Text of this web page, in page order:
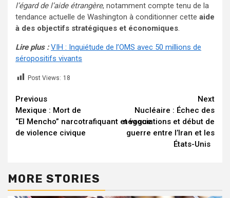
l’égard de l’aide étrangère, notamment compte tenu de la
tendance actuelle de Washington à conditionner cette aide
à des objectifs stratégiques et économiques.
Lire plus :VIH : Inquiétude de l’OMS avec 50 millions de
séropositifs vivants
Post Views: 18
Continue
Reading
Previous
Mexique : Mort de
“El Mencho” narcotrafiquant et vague
de violence civique
Next
Nucléaire : Échec des
négociations et début de
guerre entre l’Iran et les
États-Unis
MORE STORIES